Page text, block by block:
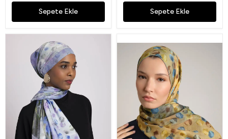
Sepete Ekle Sepete Ekle